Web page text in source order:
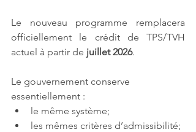
Le nouveau programme remplacera
officiellement le crédit de TPS/TVH
actuel à partir de juillet 2026.
Le gouvernement conserve
essentiellement :
le même système;
les mêmes critères d’admissibilité;